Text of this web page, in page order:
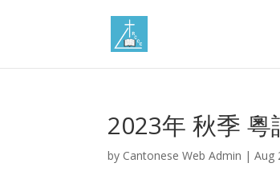
2023年 秋季 粵
by Cantonese Web Admin |Aug